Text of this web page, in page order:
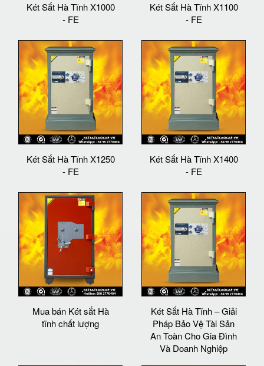
Két Sắt Hà Tĩnh X1000
- FE
Két Sắt Hà Tĩnh X1100
- FE
Két Sắt Hà Tĩnh X1250
- FE
Két Sắt Hà Tĩnh X1400
- FE
Mua bán Két sắt Hà
tĩnh chất lượng
Két Sắt Hà Tĩnh – Giải
Pháp Bảo Vệ Tài Sản
An Toàn Cho Gia Đình
Và Doanh Nghiệp